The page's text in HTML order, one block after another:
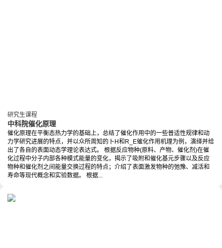
研究生课程
中科院催化原理
催化原理在平衡态热力学的基础上，总结了催化作用中的一些普适性规律和动
力学研究进展的特点，并以众所周知的卜H和R_E催化作用机理为例，演绎并给
出了各自的表面动态学理论表达式。 根据反应物种(原料、产物、催化剂)在催
化过程中分子内部各种模式能量的变化，揭示了吸附和催化基元步骤以及反应
物种和催化剂之间能量交换过程的特点；介绍了表面激发物种的弛豫、减活和
寿命等现代概念和实验数据。 根据...